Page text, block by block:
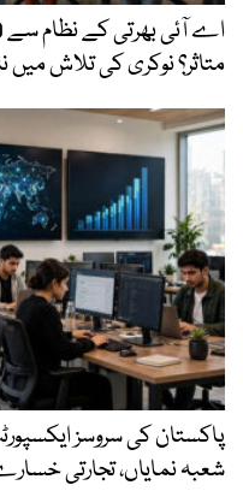
متاثر؟ نوکری کی تلاش
شعبہ نمایاں، تجارتی